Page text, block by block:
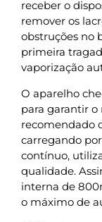
receber o
remover os
obstruções no
primeira
vaporização
O aparelho
para garantir
recomendado
carregando
contínuo,
qualidade.
interna de
o máximo de